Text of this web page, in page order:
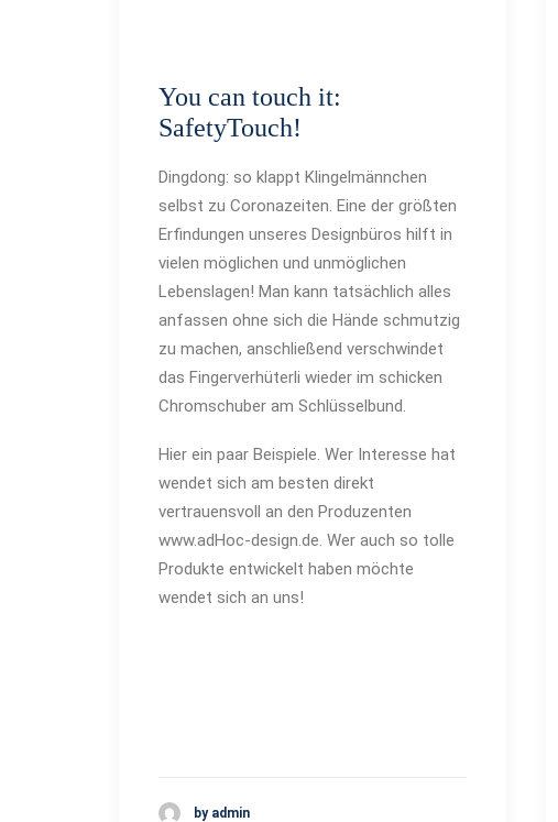
You can touch it:
SafetyTouch!
Dingdong: so klappt Klingelmännchen
selbst zu Coronazeiten. Eine der größten
Erfindungen unseres Designbüros hilft in
vielen möglichen und unmöglichen
Lebenslagen! Man kann tatsächlich alles
anfassen ohne sich die Hände schmutzig
zu machen, anschließend verschwindet
das Fingerverhüterli wieder im schicken
Chromschuber am Schlüsselbund.
Hier ein paar Beispiele. Wer Interesse hat
wendet sich am besten direkt
vertrauensvoll an den Produzenten
www.adHoc-design.de. Wer auch so tolle
Produkte entwickelt haben möchte
wendet sich an uns!
by admin